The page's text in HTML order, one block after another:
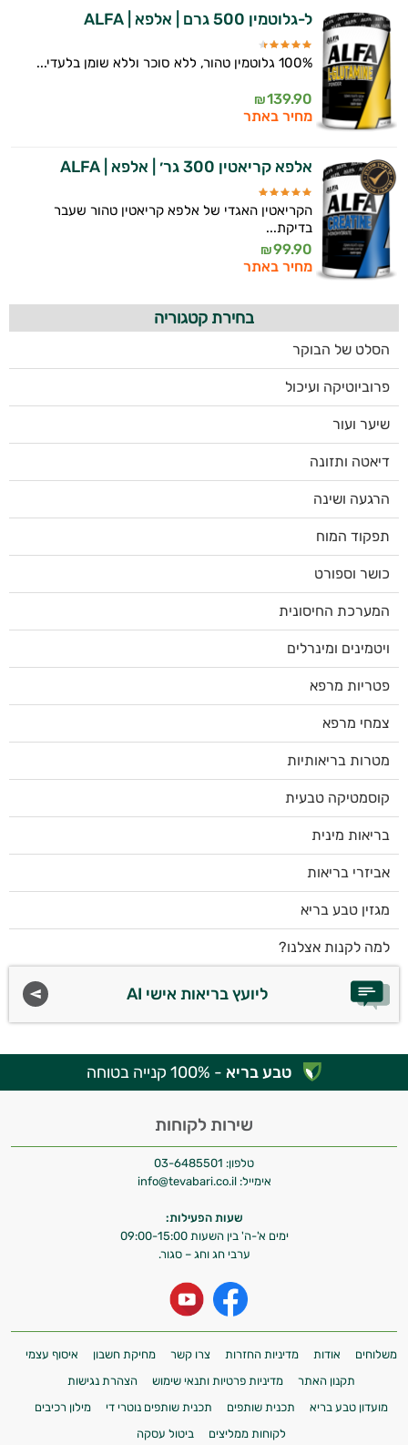
ל-גלוטמין 500 גרם | אלפא | ALFA
100% גלוטמין טהור, ללא סוכר וללא שומן בלעדי...
139.90
₪
מחיר באתר
אלפא קריאטין 300 גר׳ | אלפא | ALFA
הקריאטין האגדי של אלפא קריאטין טהור שעבר
בדיקת...
99.90
₪
מחיר באתר
בחירת קטגוריה
הסלט של הבוקר
פרוביוטיקה ועיכול
שיער ועור
דיאטה ותזונה
הרגעה ושינה
תפקוד המוח
כושר וספורט
המערכת החיסונית
ויטמינים ומינרלים
פטריות מרפא
צמחי מרפא
מטרות בריאותיות
קוסמטיקה טבעית
בריאות מינית
אביזרי בריאות
מגזין טבע בריא
למה לקנות אצלנו?
ליועץ בריאות אישי AI
טבע בריא - 100% קנייה בטוחה
שירות לקוחות
טלפון: 03-6485501
אימייל: info@tevabari.co.il
שעות הפעילות:
ימים א'-ה' בין השעות 09:00-15:00
ערבי חג וחג – סגור.
משלוחים אודות מדיניות החזרות צרו קשר מחיקת חשבון
איסוף עצמי
תקנון האתר
מדיניות פרטיות ותנאי שימוש
הצהרת נגישות
מועדון טבע בריא
תכנית שותפים תכנית שותפים נוטרי די
מילון רכיבים
לקוחות ממליצים
ביטול עסקה